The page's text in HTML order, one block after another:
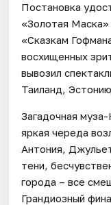
Постановка
«Золотая
«Сказкам
восхищенных
вывозил
Таиланд,
Загадочная
яркая череда
Антония,
тени,
города – все
Грандиозный